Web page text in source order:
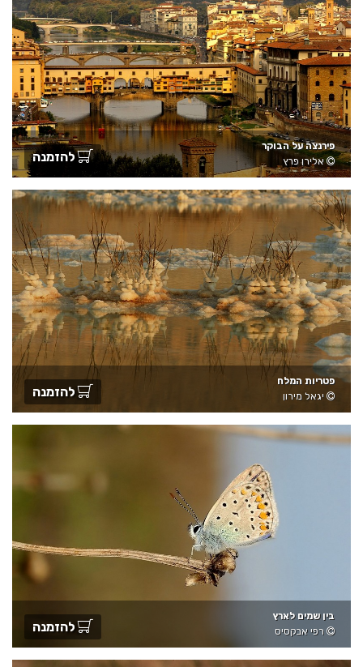
פירנצה על הבוקר
אלירן פרץ
להזמנה
פטריות המלח
יגאל מירון
להזמנה
בין שמים לארץ
רפי אבקסיס
להזמנה